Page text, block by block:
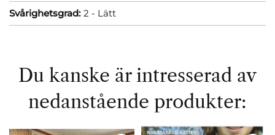
Svårighetsgrad: 2 - Lätt
Du kanske är intresserad av
nedanstående produkter: